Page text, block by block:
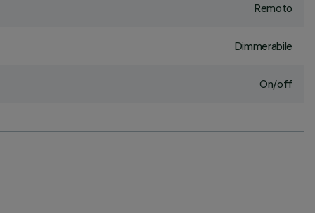
Remoto
Dimmerabile
On/off